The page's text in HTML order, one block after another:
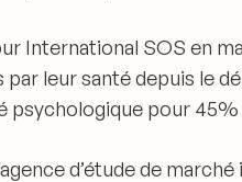
International SOS en
leur santé depuis le
psychologique pour 45%
d’étude de